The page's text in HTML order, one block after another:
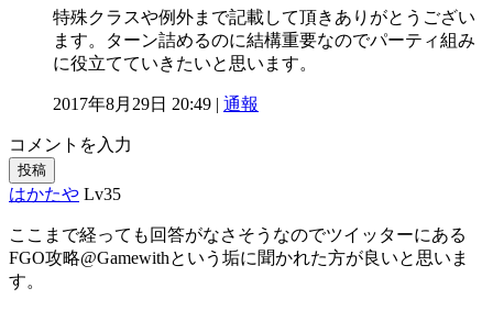
特殊クラスや例外まで記載して頂きありがとうござい
ます。ターン詰めるのに結構重要なのでパーティ組み
に役立てていきたいと思います。
2017年8月29日 20:49 | 通報
コメントを入力
投稿
はかたや Lv35
ここまで経っても回答がなさそうなのでツイッターにある
FGO攻略@Gamewithという垢に聞かれた方が良いと思いま
す。